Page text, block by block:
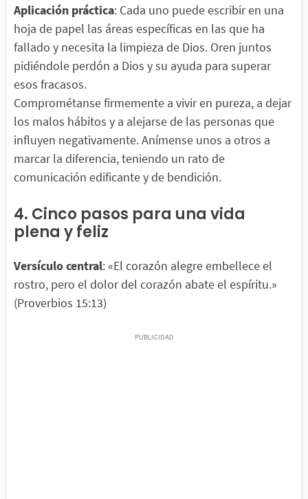
Aplicación práctica: Cada uno puede escribir en una
hoja de papel las áreas específicas en las que ha
fallado y necesita la limpieza de Dios. Oren juntos
pidiéndole perdón a Dios y su ayuda para superar
esos fracasos.
Comprométanse firmemente a vivir en pureza, a dejar
los malos hábitos y a alejarse de las personas que
influyen negativamente. Anímense unos a otros a
marcar la diferencia, teniendo un rato de
comunicación edificante y de bendición.
4. Cinco pasos para una vida
plena y feliz
Versículo central: «El corazón alegre embellece el
rostro, pero el dolor del corazón abate el espíritu.»
(Proverbios 15:13)